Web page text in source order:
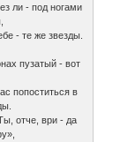
ли - под ногами
- те же звезды.
пузатый - вот
попоститься в
отче, ври - да